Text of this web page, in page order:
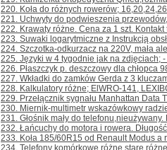
220. Koła do różnych rowerów;
221. Uchwyty do podwieszenia
222. Krawaty różne. Cena za 1 szt.
223. Suwaki logarytmiczne z Instrukcją
224. Szczotka-odkurzacz na 220V, mała
225. Języki w 4 tygodnie jak na zdjęciach;
226. Płaszczyk p. deszczowy dla chłopca
227. Wkładki do zamków Gerda z 3
228. Kalkulatory różne; ElWRO-141,
229. Przełącznik sygnału Manhattan Data
230. Miernik-multimetr wskazówkowy
231. Głośnik mały do
232. Łańcuchy do motora i rowera.
233. Koła 185/60R15 od Renault Modus a
234. Telefony komórkowe różne stare